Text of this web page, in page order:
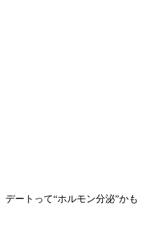
デートって“ホルモン分泌”かも